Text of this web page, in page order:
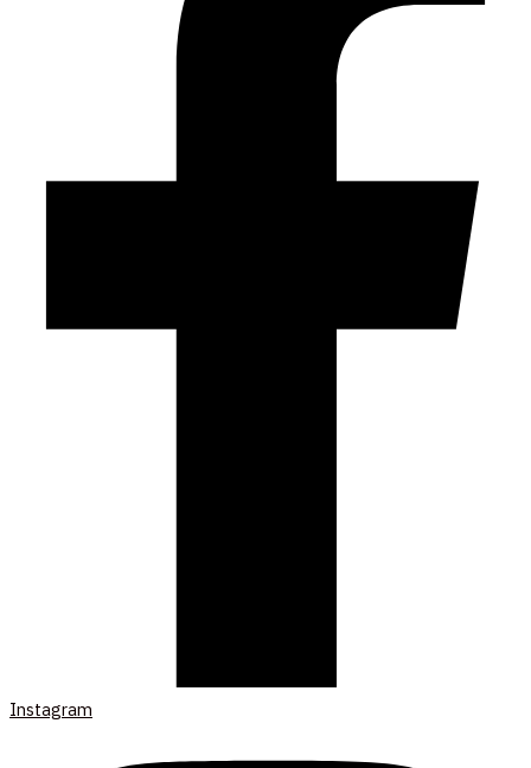
Instagram